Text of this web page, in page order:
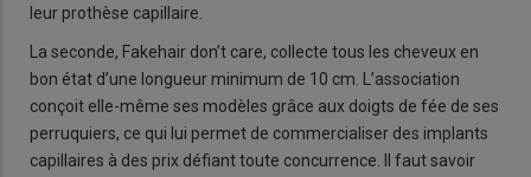
leur prothèse capillaire.
La seconde, Fakehair don’t care, collecte tous les cheveux en
bon état d’une longueur minimum de 10 cm. L’association
conçoit elle-même ses modèles grâce aux doigts de fée de ses
perruquiers, ce qui lui permet de commercialiser des implants
capillaires à des prix défiant toute concurrence. Il faut savoir